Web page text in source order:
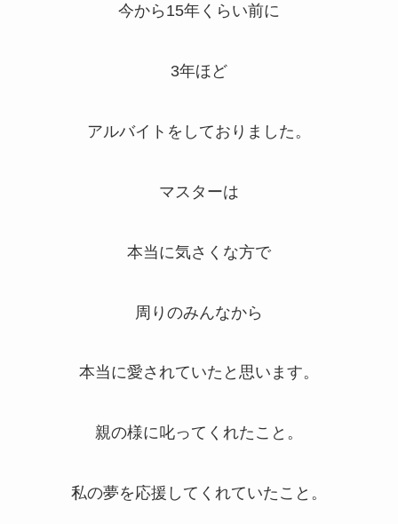
今から15年くらい前に
3年ほど
アルバイトをしておりました。
マスターは
本当に気さくな方で
周りのみんなから
本当に愛されていたと思います。
親の様に叱ってくれたこと。
私の夢を応援してくれていたこと。